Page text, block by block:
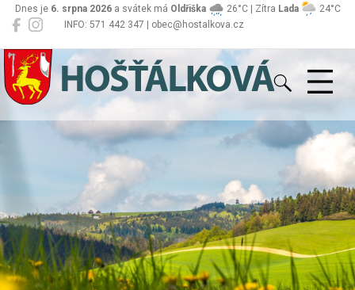
INFO: 571 442 347 | obec@hostalkova.cz
Dnes je 6. srpna 2026a svátek má Oldřiška 26°C | Zítra Lada 24°C
Hošťálková